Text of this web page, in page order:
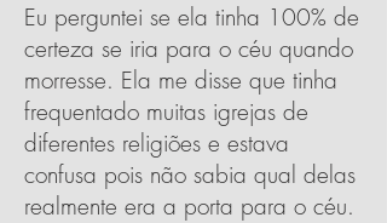
Eu perguntei se ela tinha 100% de
certeza se iria para o céu quando
morresse. Ela me disse que tinha
frequentado muitas igrejas de
diferentes religiões e estava
confusa pois não sabia qual delas
realmente era a porta para o céu.